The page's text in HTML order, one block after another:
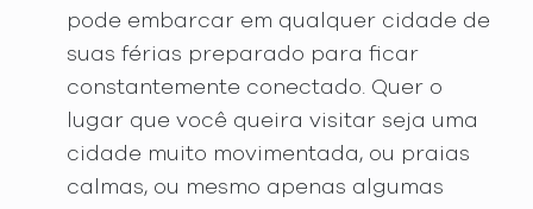
pode embarcar em qualquer cidade de
suas férias preparado para ficar
constantemente conectado. Quer o
lugar que você queira visitar seja uma
cidade muito movimentada, ou praias
calmas, ou mesmo apenas algumas